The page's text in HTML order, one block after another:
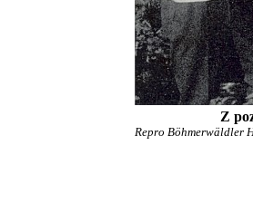
Z
Repro Böhmerwäldler